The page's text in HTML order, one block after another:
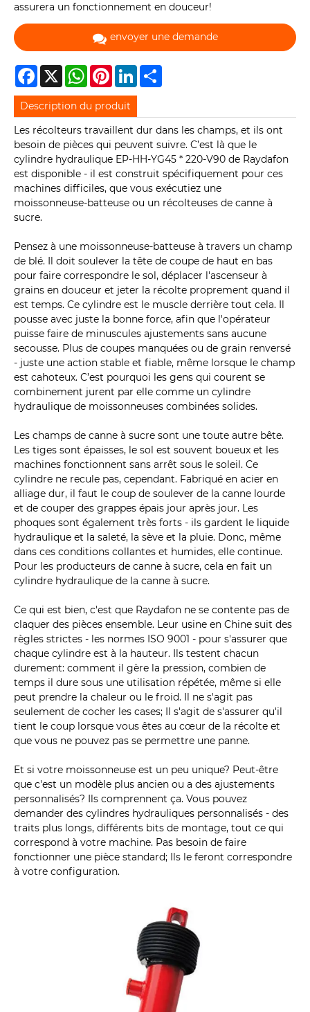
assurera un fonctionnement en douceur!
envoyer une demande
Facebook
X WhatsAppPinterestLinkedIn
Description du produit
Les récolteurs travaillent dur dans les champs, et ils ont
besoin de pièces qui peuvent suivre. C’est là que le
cylindre hydraulique EP-HH-YG45 * 220-V90 de Raydafon
est disponible - il est construit spécifiquement pour ces
machines difficiles, que vous exécutiez une
moissonneuse-batteuse ou un récolteuses de canne à
sucre.
Pensez à une moissonneuse-batteuse à travers un champ
de blé. Il doit soulever la tête de coupe de haut en bas
pour faire correspondre le sol, déplacer l'ascenseur à
grains en douceur et jeter la récolte proprement quand il
est temps. Ce cylindre est le muscle derrière tout cela. Il
pousse avec juste la bonne force, afin que l'opérateur
puisse faire de minuscules ajustements sans aucune
secousse. Plus de coupes manquées ou de grain renversé
- juste une action stable et fiable, même lorsque le champ
est cahoteux. C’est pourquoi les gens qui courent se
combinement jurent par elle comme un cylindre
hydraulique de moissonneuses combinées solides.
Les champs de canne à sucre sont une toute autre bête.
Les tiges sont épaisses, le sol est souvent boueux et les
machines fonctionnent sans arrêt sous le soleil. Ce
cylindre ne recule pas, cependant. Fabriqué en acier en
alliage dur, il faut le coup de soulever de la canne lourde
et de couper des grappes épais jour après jour. Les
phoques sont également très forts - ils gardent le liquide
hydraulique et la saleté, la sève et la pluie. Donc, même
dans ces conditions collantes et humides, elle continue.
Pour les producteurs de canne à sucre, cela en fait un
cylindre hydraulique de la canne à sucre.
Ce qui est bien, c'est que Raydafon ne se contente pas de
claquer des pièces ensemble. Leur usine en Chine suit des
règles strictes - les normes ISO 9001 - pour s'assurer que
chaque cylindre est à la hauteur. Ils testent chacun
durement: comment il gère la pression, combien de
temps il dure sous une utilisation répétée, même si elle
peut prendre la chaleur ou le froid. Il ne s'agit pas
seulement de cocher les cases; Il s'agit de s'assurer qu'il
tient le coup lorsque vous êtes au cœur de la récolte et
que vous ne pouvez pas se permettre une panne.
Et si votre moissonneuse est un peu unique? Peut-être
que c'est un modèle plus ancien ou a des ajustements
personnalisés? Ils comprennent ça. Vous pouvez
demander des cylindres hydrauliques personnalisés - des
traits plus longs, différents bits de montage, tout ce qui
correspond à votre machine. Pas besoin de faire
fonctionner une pièce standard; Ils le feront correspondre
à votre configuration.